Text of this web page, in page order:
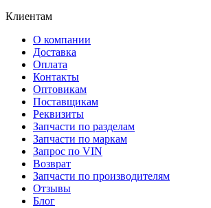
Клиентам
О компании
Доставка
Оплата
Контакты
Оптовикам
Поставщикам
Реквизиты
Запчасти по разделам
Запчасти по маркам
Запрос по VIN
Возврат
Запчасти по производителям
Отзывы
Блог